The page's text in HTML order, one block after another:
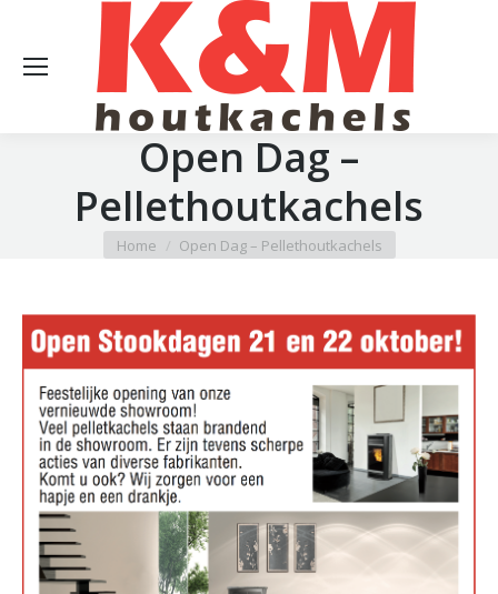
Open Dag –
Pellethoutkachels
Je bent hier:
Home Open Dag – Pellethoutkachels